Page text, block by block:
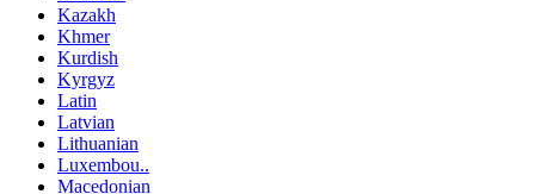
Kazakh
Khmer
Kurdish
Kyrgyz
Latin
Latvian
Lithuanian
Luxembou..
Macedonian